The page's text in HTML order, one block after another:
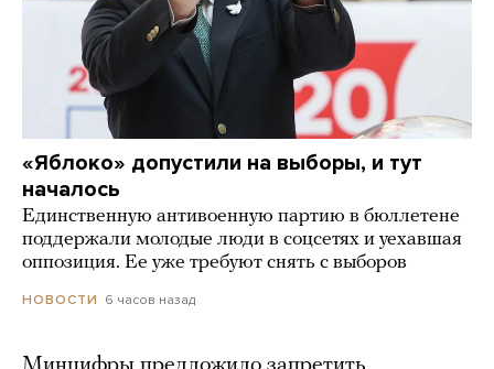
«Яблоко» допустили на выборы, и тут
началось
Единственную антивоенную партию в бюллетене
поддержали молодые люди в соцсетях и уехавшая
оппозиция. Ее уже требуют снять с выборов
НОВОСТИ 6 часов назад